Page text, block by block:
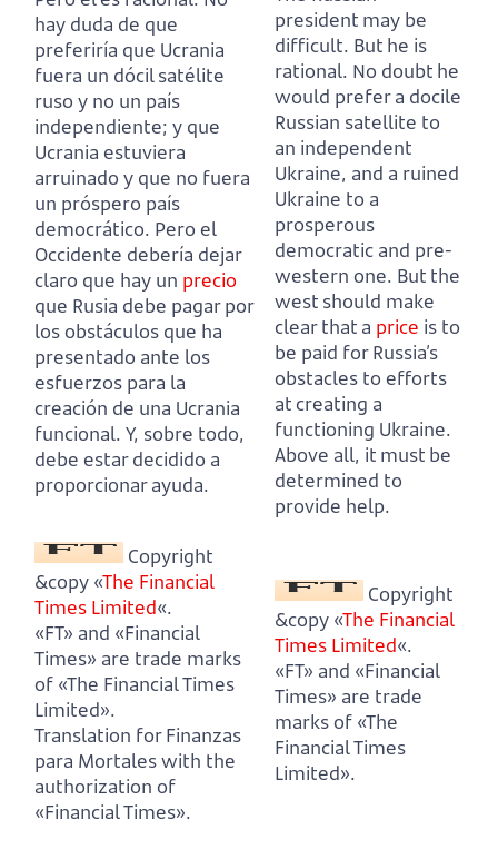
hay duda de que
preferiría que Ucrania
fuera un dócil satélite
ruso y no un país
independiente; y que
Ucrania estuviera
arruinado y que no fuera
un próspero país
democrático. Pero el
Occidente debería dejar
claro que hay un precio
que Rusia debe pagar por
los obstáculos que ha
presentado ante los
esfuerzos para la
creación de una Ucrania
funcional. Y, sobre todo,
debe estar decidido a
proporcionar ayuda.
president may be
difficult. But he is
rational. No doubt he
would prefer a docile
Russian satellite to
an independent
Ukraine, and a ruined
Ukraine to a
prosperous
democratic and pre-
western one. But the
west should make
clear that a price is to
be paid for Russia’s
obstacles to efforts
at creating a
functioning Ukraine.
Above all, it must be
determined to
provide help.
Copyright
&copy «The Financial
Times Limited«.
«FT» and «Financial
Times» are trade marks
of «The Financial Times
Limited».
Translation for Finanzas
para Mortales with the
authorization of
«Financial Times».
Copyright
&copy «The Financial
Times Limited«.
«FT» and «Financial
Times» are trade
marks of «The
Financial Times
Limited».